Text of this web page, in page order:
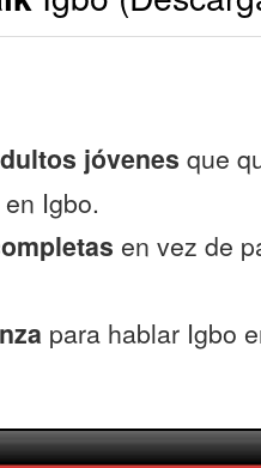
jóvenes que
Igbo.
en vez de
para hablar Igbo